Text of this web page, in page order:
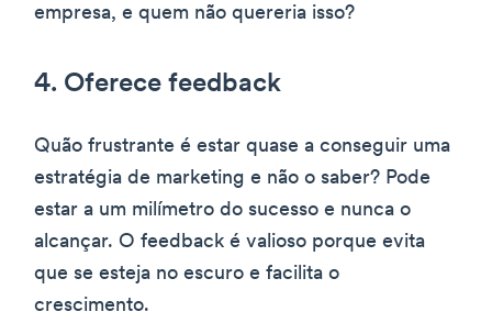
empresa, e quem não quereria isso?
4. Oferece feedback
Quão frustrante é estar quase a conseguir uma
estratégia de marketing e não o saber? Pode
estar a um milímetro do sucesso e nunca o
alcançar. O feedback é valioso porque evita
que se esteja no escuro e facilita o
crescimento.